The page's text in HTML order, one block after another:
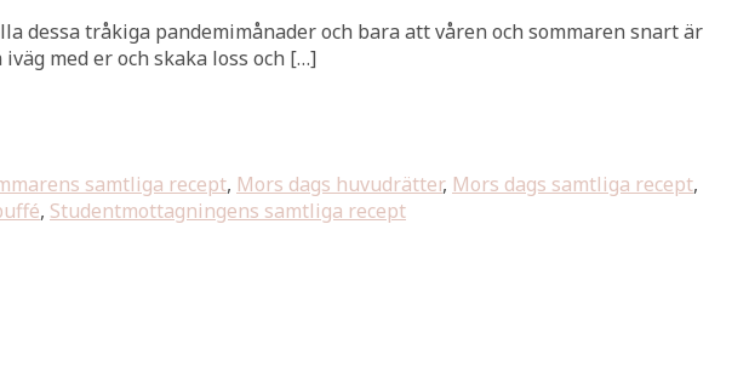
tråkiga pandemimånader och bara att våren och sommaren snart är
med er och skaka loss och […]
samtliga recept, Mors dags huvudrätter, Mors dags samtliga recept,
, Studentmottagningens samtliga recept